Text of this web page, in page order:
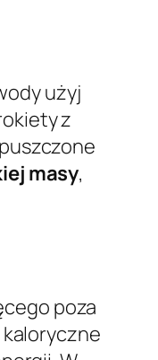
użyj
z
masy,
poza